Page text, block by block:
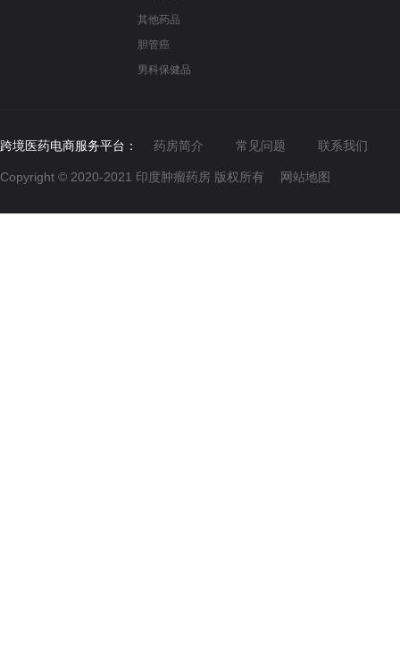
其他药品
胆管癌
男科保健品
跨境医药电商服务平台： 药房简介 常见问题 联系我们
Copyright © 2020-2021 印度肿瘤药房 版权所有 网站地图